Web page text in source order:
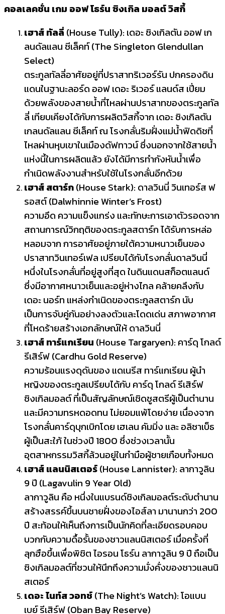
คอลเลคชั่น เกม ออฟ โธร์น ซิงเกิล มอลต์ วิสกี้
เฮาส์ ทัลลี่ (House Tully): เดอะ ซิงเกิลตัน ออฟ เก
ลนดัลแลน ซีเล็คท์ (The Singleton Glendullan
Select)
ตระกูลทัลลี่อาศัยอยู่ที่ปราสาทริเวอร์รัน ปกครองดิน
แดนในฐานะลอร์ด ออฟ เดอะ ริเวอร์ แลนด์ส เปี่ยม
ด้วยพลังของสายน้ำที่ไหลผ่านปราสาทของตระกูลทัล
ลี่ เทียบเคียงได้กับการผลิตวิสกี้จาก เดอะ ซิงเกิลตัน
เกลนดัลแลน ซีเล็คท์ ณ โรงกลั่นริมฝั่งแม่น้ำฟิดดิชที่
ไหลผ่านหุบเขาในเมืองดัฟทาวน์ ซึ่งนอกจากใช้สายน้ำ
แห่งนี้ในการผลิตแล้ว ยังได้มีการทำกังหันน้ำเพื่อ
กำเนิดพลังงานสำหรับใช้ในโรงกลั่นอีกด้วย
เฮาส์ สตาร์ก(House Stark): ดาลวินนี่ วินเทอร์ส ฟ
รอสต์ (Dalwhinnie Winter’s Frost)
ความอึด ความแข็งแกร่ง และทักษะการเอาตัวรอดจาก
สถานการณ์วิกฤติของตระกูลสตาร์ก ได้รับการหล่อ
หลอมจาก การอาศัยอยู่ภายใต้ความหนาวเย็นของ
ปราสาทวินเทอร์เฟล เปรียบได้กับโรงกลั่นดาลวินนี่
หนึ่งในโรงกลั่นที่อยู่สูงที่สุด ในดินแดนสก็อตแลนด์
ซึ่งมีอากาศหนาวเย็นและอยู่ห่างไกล คล้ายคลึงกับ
เดอะ นอร์ท แหล่งกำเนิดของตระกูลสตาร์ก นับ
เป็นการจับคู่กันอย่างลงตัวและโดดเด่น สภาพอากาศ
ที่โหดร้ายสร้างเอกลักษณ์ให้ ดาลวินนี่
เฮาส์ ทาร์แกเรียน (House Targaryen): คาร์ดุ โกลด์
รีเสิร์ฟ (Cardhu Gold Reserve)
ความร้อนแรงดุดันของ แดเนรีส ทาร์แกเรียน ผู้นำ
หญิงของตระกูลเปรียบได้กับ คาร์ดุ โกลด์ รีเสิร์ฟ
ซิงเกิลมอลต์ ที่เป็นสัญลักษณ์เชิดชูสตรีผู้เป็นตำนาน
และมีความทรหดอดทน ไม่ยอมแพ้โดยง่าย เนื่องจาก
โรงกลั่นคาร์ดุบุกเบิกโดย เฮเลน คัมมิ่ง และ อลิซาเบ็ธ
ผู้เป็นสะใภ้ ในช่วงปี 1800 ซึ่งช่วงเวลานั้น
อุตสาหกรรมวิสกี้ล้วนอยู่ในกำมือผู้ชายเกือบทั้งหมด
เฮาส์ แลนนิสเตอร์(House Lannister): ลากาวูลิน
9 ปี (Lagavulin 9 Year Old)
ลากาวูลิน คือ หนึ่งในแบรนด์ซิงเกิลมอลต์ระดับตำนาน
สร้างสรรค์ขึ้นบนชายฝั่งของไอส์ลา มานานกว่า 200
ปี สะท้อนให้เห็นถึงการเป็นนักคิดที่ละเอียดรอบคอบ
บวกกับความดื้อรั้นของชาวแลนนิสเตอร์ เมื่อครั้งที่
ลุกฮือขึ้นเพื่อพิชิต ไอรอน โธร์น ลากาวูลิน 9 ปี ถือเป็น
ซิงเกิลมอลต์ที่ชวนให้นึกถึงความมั่งคั่งของชาวแลนนิ
สเตอร์
เดอะ ไนท์ส วอทช์(The Night’s Watch): โอแบน
เบย์ รีเสิร์ฟ (Oban Bay Reserve)